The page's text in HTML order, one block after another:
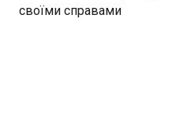
своїми справами